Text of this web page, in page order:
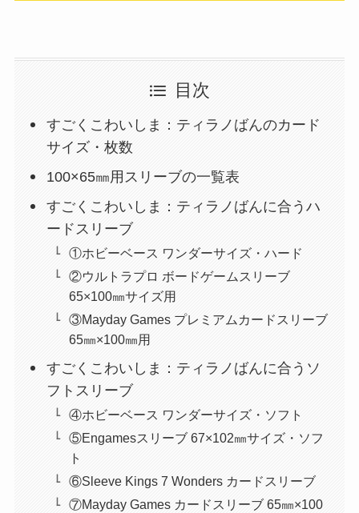
目次
すごくこわいしま：ティラノばんのカード
サイズ・枚数
100×65㎜用スリーブの一覧表
すごくこわいしま：ティラノばんに合うハ
ードスリーブ
①ホビーベース ワンダーサイズ・ハード
②ウルトラプロ ボードゲームスリーブ
65×100㎜サイズ用
③Mayday Games プレミアムカードスリーブ
65㎜×100㎜用
すごくこわいしま：ティラノばんに合うソ
フトスリーブ
④ホビーベース ワンダーサイズ・ソフト
⑤Engamesスリーブ 67×102㎜サイズ・ソフ
ト
⑥Sleeve Kings 7 Wonders カードスリーブ
⑦Mayday Games カードスリーブ 65㎜×100